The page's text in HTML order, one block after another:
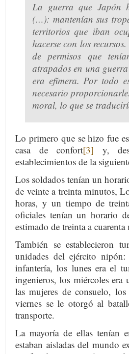
La guerra que Japón
(…): mantenían sus
territorios que iban
hacerse con los
de permisos que
atrapados en una
era efímera. Por todo
necesario
moral, lo que se
Lo primero que se hizo fue
casa de confort[3] y,
establecimientos de la
Los soldados tenían un
de veinte a treinta minutos,
horas, y un tiempo de
oficiales tenían un horario
estimado de treinta a
También se establecieron
unidades del ejército
infantería, los lunes era el
ingenieros, los miércoles era
las mujeres de consuelo,
viernes se le otorgó al
transporte.
La mayoría de ellas tenían
estaban aisladas del mundo